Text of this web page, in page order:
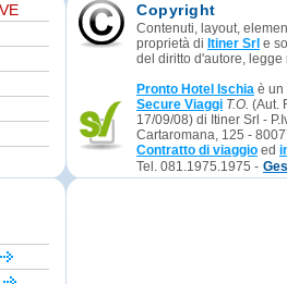
Copyright
Contenuti, layout,
proprietà di Itiner Srl e
del diritto d'autore, legge
Pronto Hotel Ischia è un
Secure Viaggi T.O. (Aut.
17/09/08) di Itiner Srl -
Cartaromana, 125 -
Contratto di viaggio ed
Tel. 081.1975.1975 -